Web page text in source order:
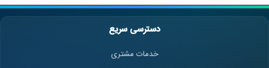
دسترسی سریع
خدمات مشتری